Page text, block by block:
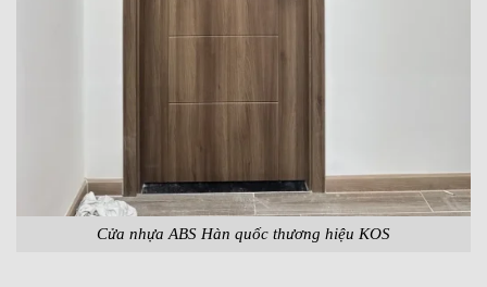
Cửa nhựa ABS Hàn quốc thương hiệu KOS